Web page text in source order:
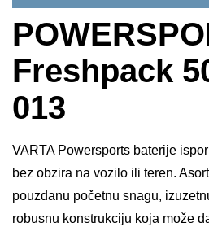
Freshpack
013
VARTA Powersports baterije
bez obzira na vozilo ili teren.
pouzdanu početnu snagu,
robusnu konstrukciju koja može